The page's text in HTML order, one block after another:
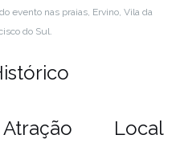
evento nas praias, Ervino, Vila da
do Sul.
Atração
Local